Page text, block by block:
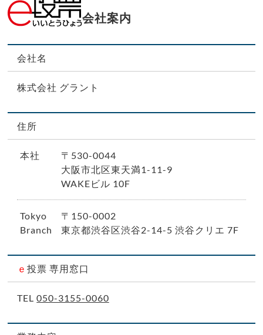
会社案内
会社名
株式会社 グラント
住所
本社
〒530-0044
大阪市北区東天満1-11-9
WAKEビル 10F
Tokyo
Branch
〒150-0002
東京都渋谷区渋谷2-14-5 渋谷クリエ 7F
ｅ投票 専用窓口
TEL050-3155-0060